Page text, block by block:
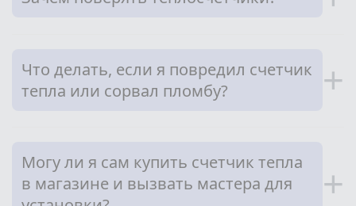
Что делать, если я повредил счетчик
тепла или сорвал пломбу?
+
Могу ли я сам купить счетчик тепла
в магазине и вызвать мастера для
+